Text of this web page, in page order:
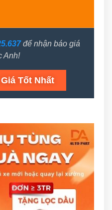
để nhận báo giá
Anh!
Tốt Nhất